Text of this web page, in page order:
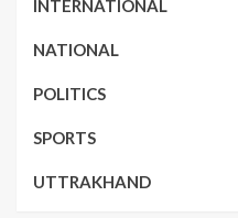
INTERNATIONAL
NATIONAL
POLITICS
SPORTS
UTTRAKHAND